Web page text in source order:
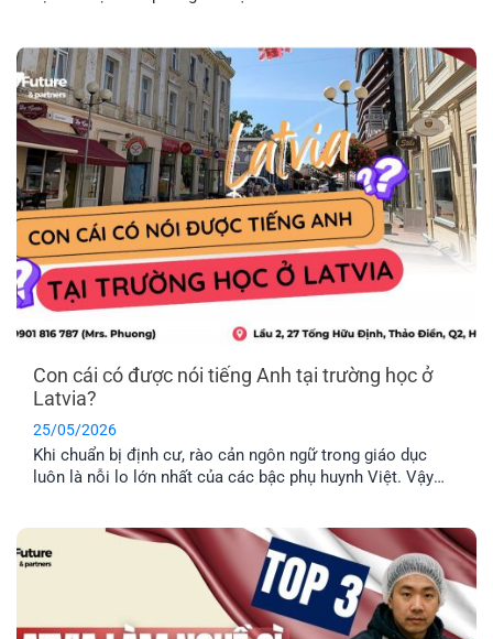
trình định cư Châu Âu dễ dàng nhất hiện nay? Hãy cùng
EFP tìm hiểu nhé!
Con cái có được nói tiếng Anh tại trường học ở
Latvia?
25/05/2026
Khi chuẩn bị định cư, rào cản ngôn ngữ trong giáo dục
luôn là nỗi lo lớn nhất của các bậc phụ huynh Việt. Vậy
địa phương? EFP sẽ giải đáp [...]